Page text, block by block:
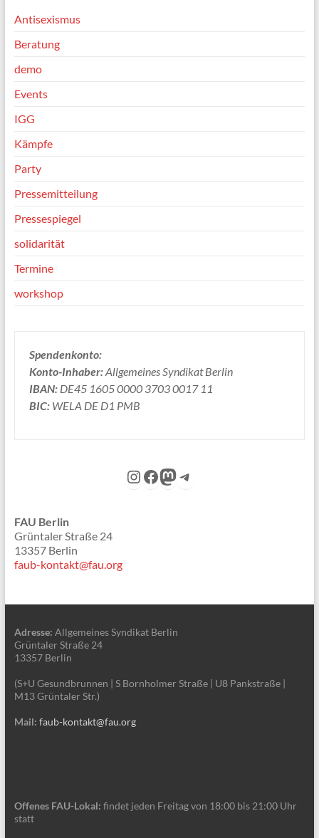
Antisexismus
Beratung
demo
Events
IGG
Kämpfe
Party
Pressemitteilung
Pressespiegel
solidarität
Termine
workshop
Spendenkonto:
Konto-Inhaber:Allgemeines Syndikat Berlin
IBAN:DE45 1605 0000 3703 0017 11
BIC:WELA DE D1 PMB
Instagram
Facebook
Mastodon
Telegram
FAU Berlin
Grüntaler Straße 24
13357 Berlin
faub-kontakt@fau.org
Adresse: Allgemeines Syndikat Berlin
Grüntaler Straße 24
13357 Berlin
(S+U Gesundbrunnen | S Bornholmer Straße | U8 Pankstraße |
M13 Grüntaler Str.)
Mail: faub-kontakt@fau.org
Offenes FAU-Lokal: findet jeden Freitag von 18:00 bis 21:00 Uhr
statt